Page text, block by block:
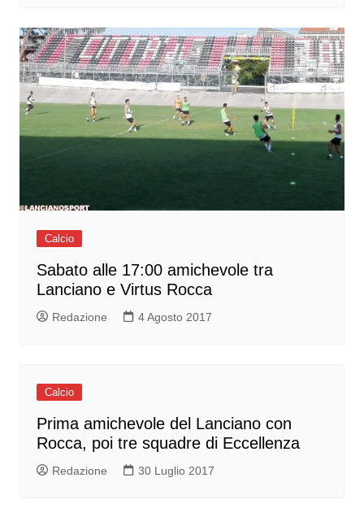
Calcio
Sabato alle 17:00 amichevole tra
Lanciano e Virtus Rocca
Redazione 4 Agosto 2017
Calcio
Prima amichevole del Lanciano con
Rocca, poi tre squadre di Eccellenza
Redazione 30 Luglio 2017